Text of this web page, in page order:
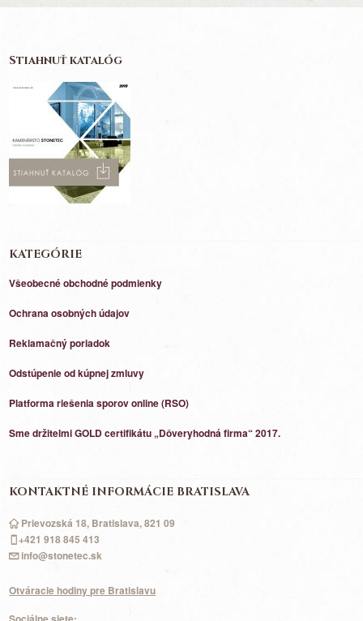
Stiahnuť katalóg
KATEGÓRIE
Všeobecné obchodné podmienky
Ochrana osobných údajov
Reklamačný poriadok
Odstúpenie od kúpnej zmluvy
Platforma riešenia sporov online (RSO)
Sme držitelmi GOLD certifikátu „Dôveryhodná firma“ 2017.
KONTAKTNÉ INFORMÁCIE BRATISLAVA
Prievozská 18, Bratislava, 821 09
+421 918 845 413
info@stonetec.sk
Otváracie hodiny pre Bratislavu